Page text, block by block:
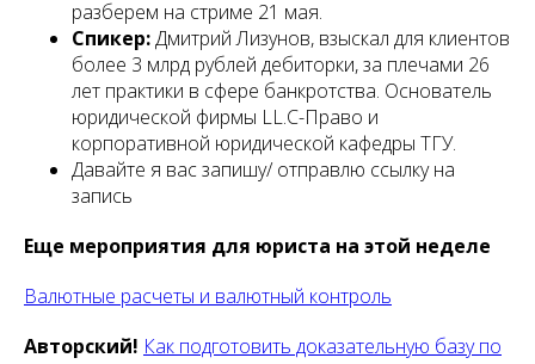
разберем на стриме 21 мая.
Спикер:Дмитрий Лизунов, взыскал для клиентов
более 3 млрд рублей дебиторки, за плечами 26
лет практики в сфере банкротства. Основатель
юридической фирмы LL.C-Право и
корпоративной юридической кафедры ТГУ.
Давайте я вас запишу/ отправлю ссылку на
запись
Еще мероприятия для юриста на этой неделе
Валютные расчеты и валютный контроль
Авторский! Как подготовить доказательную базу по